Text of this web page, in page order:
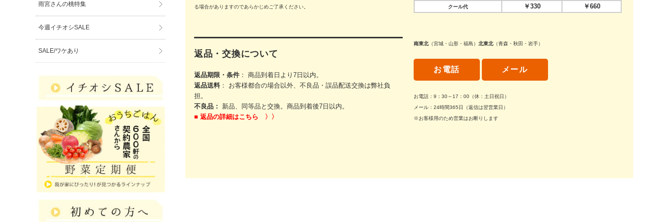
る場合がありますのであらかじめご了承ください。
返品・交換について
返品期限・条件 ： 商品到着日より7日以内。
返品送料： お客様都合の場合以外、不良品・誤品配送交換は弊社負
担。
不良品：
新品、同等品と交換。商品到着後7日以内。
■ 返品の詳細はこちら 〉〉
クール代 ￥330 ￥660
南東北（宮城・山形・福島） 北東北（青森・秋田・岩手）
お電話 メール
お電話：9：30～17：00（休：土日祝日）
メール：24時間365日（返信は翌営業日）
※お客様用のため営業はお断りします
雨宮さんの桃特集
今週イチオシSALE
SALE/ワケあり